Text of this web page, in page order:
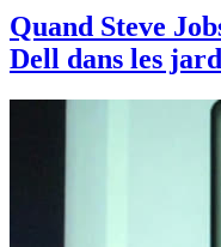
Quand Steve
Dell dans les